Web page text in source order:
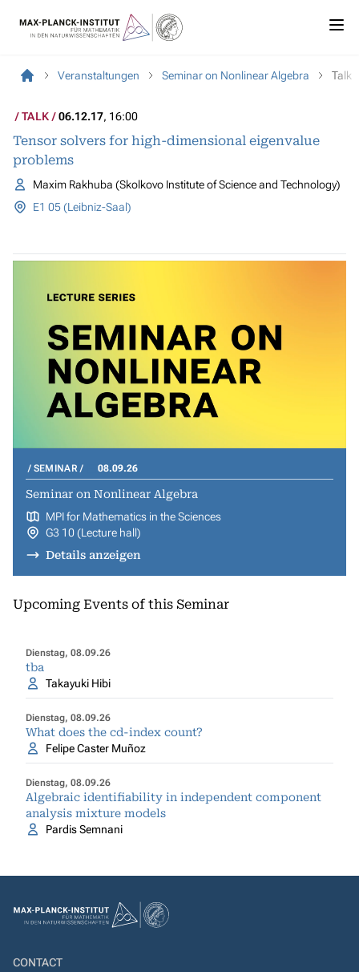
Veranstaltungen Seminar on Nonlinear Algebra Talk
TALK 06.12.17, 16:00
Tensor solvers for high-dimensional eigenvalue
problems
Maxim Rakhuba (Skolkovo Institute of Science and Technology)
E1 05 (Leibniz-Saal)
SEMINAR 08.09.26
Seminar on Nonlinear Algebra
MPI for Mathematics in the Sciences
G3 10 (Lecture hall)
Details anzeigen
Upcoming Events of this Seminar
Dienstag, 08.09.26
tba
Takayuki Hibi
Dienstag, 08.09.26
What does the cd-index count?
Felipe Caster Muñoz
Dienstag, 08.09.26
Algebraic identifiability in independent component
analysis mixture models
Pardis Semnani
CONTACT